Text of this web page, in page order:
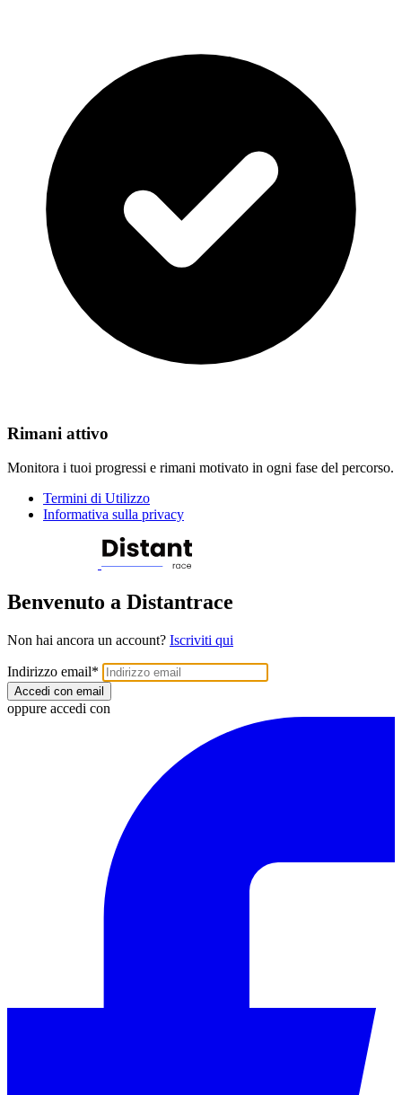
Rimani attivo
Monitora i tuoi progressi e rimani motivato in ogni fase del percorso.
Termini di Utilizzo
Informativa sulla privacy
Benvenuto a Distantrace
Non hai ancora un account? Iscriviti qui
Indirizzo email*
Accedi con email
oppure accedi con